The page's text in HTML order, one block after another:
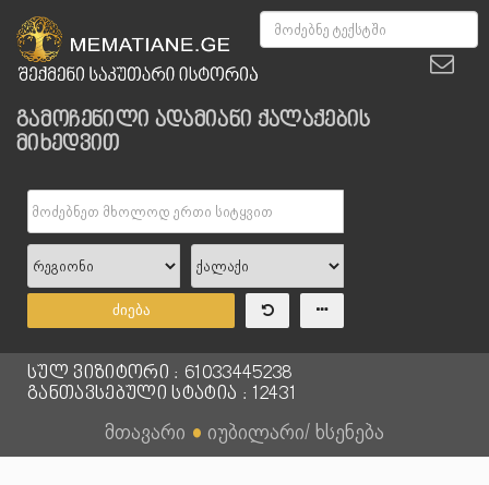
გამოჩენილი ადამიანი ქალაქების
მიხედვით
ძიება
სულ ვიზიტორი : 61033445238
განთავსებული სტატია : 12431
მთავარი ● იუბილარი/ ხსენება